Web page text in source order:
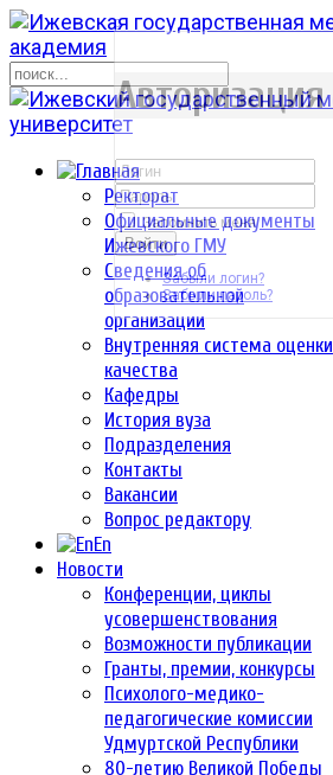
Ректорат
Официальные документы
Ижевского ГМУ
Сведения об
образовательной
организации
Внутренняя система оценки
качества
Кафедры
История вуза
Подразделения
Контакты
Вакансии
Вопрос редактору
En
Новости
Конференции, циклы
усовершенствования
Возможности публикации
Гранты, премии, конкурсы
Психолого-медико-
педагогические комиссии
Удмуртской Республики
80-летию Великой Победы
р
Авторизация
Запомнить меня
Войти
Забыли логин?
Забыли пароль?